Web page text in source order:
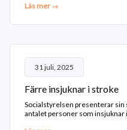
Läs mer →
31 juli, 2025
Färre insjuknar i stroke
Socialstyrelsen presenterar sin
antalet personer som insjuknar